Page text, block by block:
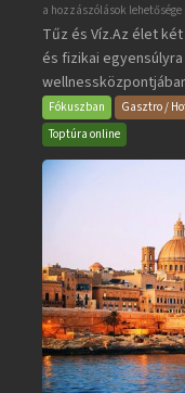
Aquacity
Poprad
·
Wellness
és
Gyógyfürdő
a hozzászólások
Tűz és Víz.Az élet
és fizikai
Fókuszban Gasztro /
Toptúra online